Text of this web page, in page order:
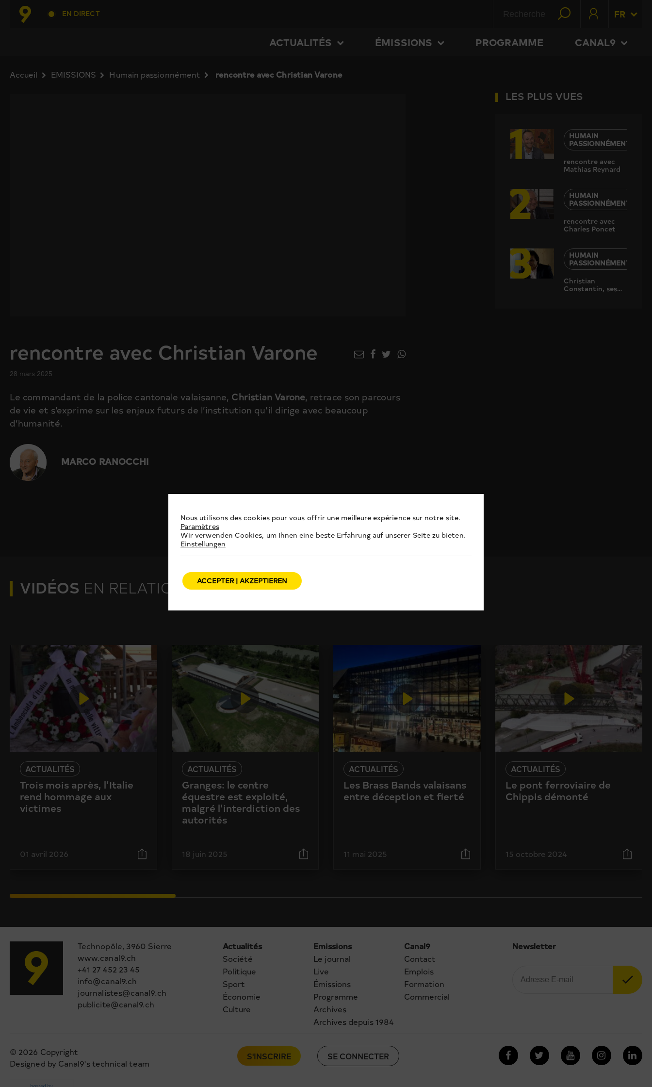
EN DIRECT FR
ACTUALITÉS ÉMISSIONS PROGRAMME CANAL9
Accueil EMISSIONS Humain passionnément rencontre avec Christian Varone
rencontre avec Christian Varone
28 mars 2025
Le commandant de la police cantonale valaisanne, Christian Varone, retrace son parcours
de vie et s’exprime sur les enjeux futurs de l’institution qu’il dirige avec beaucoup
d’humanité.
MARCO RANOCCHI
LES PLUS VUES
1
HUMAIN
PASSIONNÉMENT
rencontre avec
Mathias Reynard
2
HUMAIN
PASSIONNÉMENT
rencontre avec
Charles Poncet
3
HUMAIN
PASSIONNÉMENT
Christian
Constantin, ses
VIDÉOS EN RELATION
ACTUALITÉS
Trois mois après, l’Italie
rend hommage aux
victimes
01 avril 2026
ACTUALITÉS
Granges: le centre
équestre est exploité,
malgré l’interdiction des
autorités
18 juin 2025
ACTUALITÉS
Les Brass Bands valaisans
entre déception et fierté
11 mai 2025
ACTUALITÉS
Le pont ferroviaire de
Chippis démonté
15 octobre 2024
Technopôle, 3960 Sierre
www.canal9.ch
+41 27 452 23 45
info@canal9.ch
journalistes@canal9.ch
publicite@canal9.ch
Actualités
Société
Politique
Sport
Économie
Culture
Emissions
Le journal
Live
Émissions
Programme
Archives
Archives depuis 1984
Canal9
Contact
Emplois
Formation
Commercial
Newsletter
© 2026 Copyright
Designed by Canal9's technical team
S'INSCRIRE SE CONNECTER
Nous utilisons des cookies pour vous offrir une meilleure expérience sur notre site.
Paramètres
Wir verwenden Cookies, um Ihnen eine beste Erfahrung auf unserer Seite zu bieten.
Einstellungen
ACCEPTER | AKZEPTIEREN